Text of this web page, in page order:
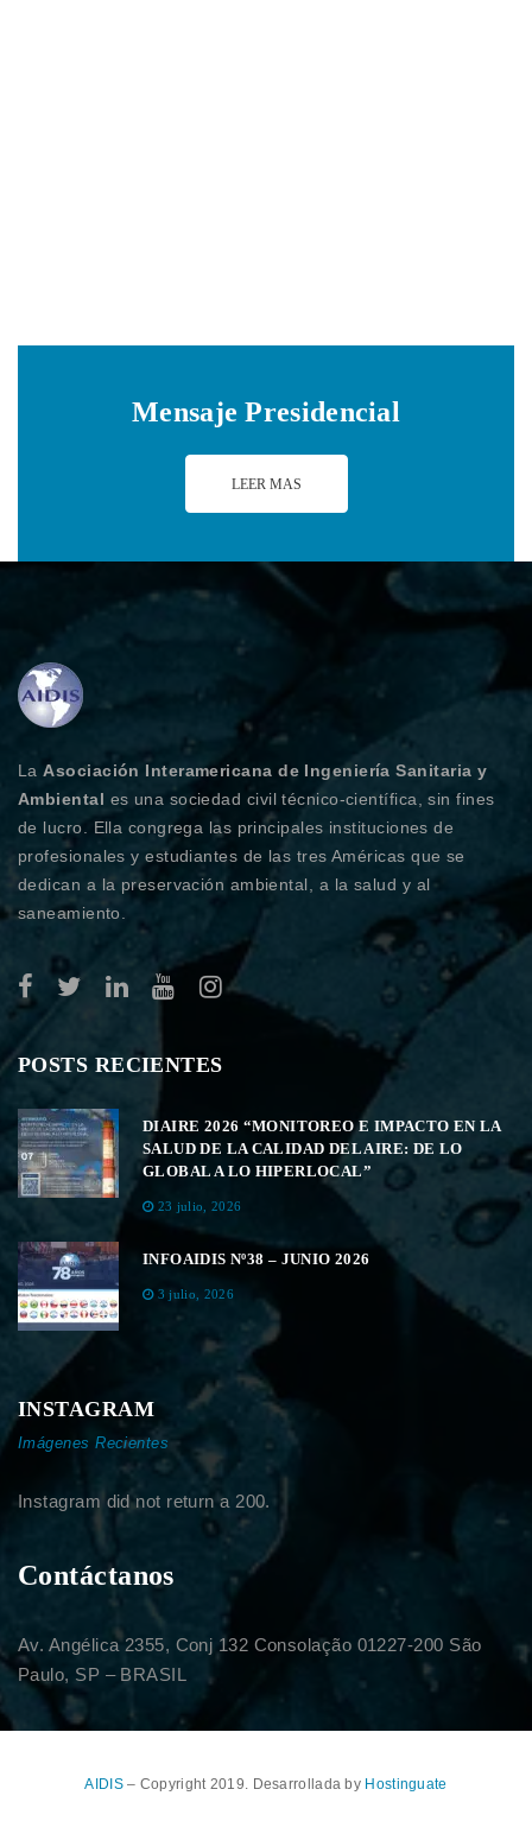
Mensaje Presidencial
LEER MAS
LaAsociación Interamericana de Ingeniería Sanitaria y
Ambiental es una sociedad civil técnico-científica, sin fines
de lucro. Ella congrega las principales instituciones de
profesionales y estudiantes de las tres Américas que se
dedican a la preservación ambiental, a la salud y al
saneamiento.
POSTS RECIENTES
DIAIRE 2026 “MONITOREO E IMPACTO EN LA
SALUD DE LA CALIDAD DEL AIRE: DE LO
GLOBAL A LO HIPERLOCAL”
23 julio, 2026
INFOAIDIS Nº38 – JUNIO 2026
3 julio, 2026
INSTAGRAM
Imágenes Recientes
Instagram did not return a 200.
Contáctanos
Av. Angélica 2355, Conj 132 Consolação 01227-200 São
Paulo, SP – BRASIL
AIDIS– Copyright 2019. Desarrollada by Hostinguate